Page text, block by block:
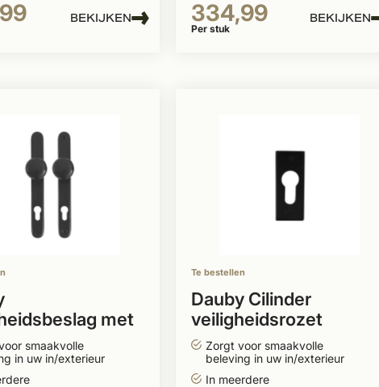
BEKIJKEN 334,99
Per stuk
BEKIJKEN
met
/
smaakvolle
in uw in/exterieur
Te bestellen
Dauby Cilinder
veiligheidsrozet
rechthoekig 30x68mm
Zorgt voor smaakvolle
beleving in uw in/exterieur
In meerdere